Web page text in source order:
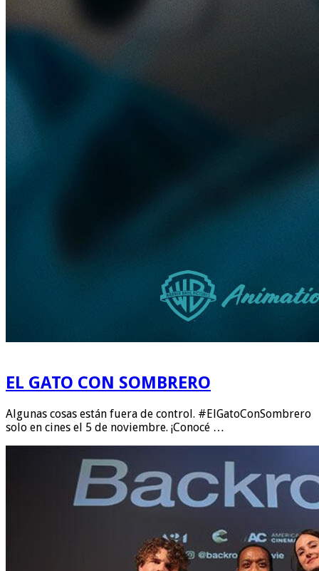
EL GATO CON SOMBRERO
Algunas cosas están fuera de control. #ElGatoConSombrero
solo en cines el 5 de noviembre. ¡Conocé …